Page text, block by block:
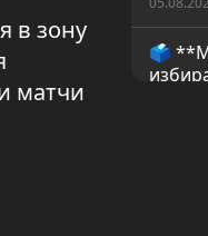
в зону
матчи
🗳️